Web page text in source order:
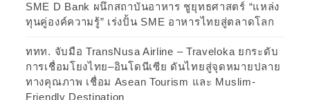
SME D Bank ผนึกสถาบันอาหาร ชูยุทธศาสตร์ “แหล่ง
ทุนคู่องค์ความรู้” เร่งปั้น SME อาหารไทยสู่ตลาดโลก
ททท. จับมือ TransNusa Airline – Traveloka ยกระดับ
การเชื่อมโยงไทย–อินโดนีเซีย ดันไทยสู่จุดหมายปลาย
ทางคุณภาพ เชื่อม Asean Tourism และ Muslim-
Friendly Destination